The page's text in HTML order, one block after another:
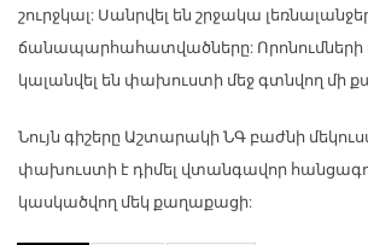
շուրջկալ: Սանրվել են շրջակա
ճանապարհահատվածները: Որոնումների
կալանվել են փախուստի մեջ գտնվող մի
Նույն գիշերը Աշտարակի ՆԳ բաժնի
փախուստի է դիմել վտանգավոր
կասկածվող մեկ քաղաքացի: